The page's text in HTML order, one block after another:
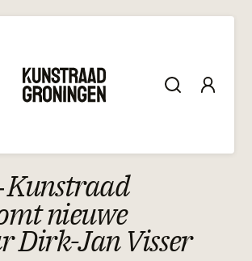
Kunstraad
nieuwe
Dirk-Jan Visser